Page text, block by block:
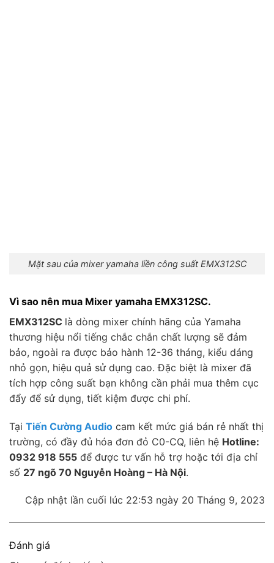
Mặt sau của mixer yamaha liền công suất EMX312SC
Vì sao nên mua Mixer yamaha EMX312SC.
EMX312SC là dòng mixer chính hãng của Yamaha
thương hiệu nổi tiếng chắc chắn chất lượng sẽ đảm
bảo, ngoài ra được bảo hành 12-36 tháng, kiểu dáng
nhỏ gọn, hiệu quả sử dụng cao. Đặc biệt là mixer đã
tích hợp công suất bạn không cần phải mua thêm cục
đẩy để sử dụng, tiết kiệm được chi phí.
Tại Tiến Cường Audio cam kết mức giá bán rẻ nhất thị
trường, có đầy đủ hóa đơn đỏ C0-CQ, liên hệ Hotline:
0932 918 555 để được tư vấn hỗ trợ hoặc tới địa chỉ
số 27 ngõ 70 Nguyễn Hoàng – Hà Nội.
Cập nhật lần cuối lúc 22:53 ngày 20 Tháng 9, 2023
Đánh giá